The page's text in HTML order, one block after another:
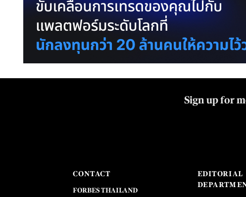
Sign up for
CONTACT
FORBES THAILAND
EDITORIAL